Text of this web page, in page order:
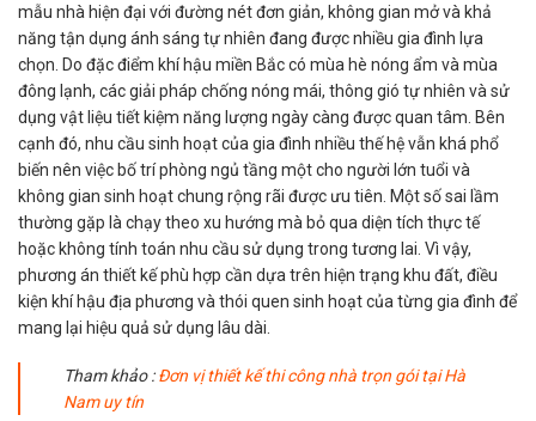
mẫu nhà hiện đại với đường nét đơn giản, không gian mở và khả
năng tận dụng ánh sáng tự nhiên đang được nhiều gia đình lựa
chọn. Do đặc điểm khí hậu miền Bắc có mùa hè nóng ẩm và mùa
đông lạnh, các giải pháp chống nóng mái, thông gió tự nhiên và sử
dụng vật liệu tiết kiệm năng lượng ngày càng được quan tâm. Bên
cạnh đó, nhu cầu sinh hoạt của gia đình nhiều thế hệ vẫn khá phổ
biến nên việc bố trí phòng ngủ tầng một cho người lớn tuổi và
không gian sinh hoạt chung rộng rãi được ưu tiên. Một số sai lầm
thường gặp là chạy theo xu hướng mà bỏ qua diện tích thực tế
hoặc không tính toán nhu cầu sử dụng trong tương lai. Vì vậy,
phương án thiết kế phù hợp cần dựa trên hiện trạng khu đất, điều
kiện khí hậu địa phương và thói quen sinh hoạt của từng gia đình để
mang lại hiệu quả sử dụng lâu dài.
Tham khảo :Đơn vịthiết kế thi công nhà trọn gói tại Hà
Nam uy tín